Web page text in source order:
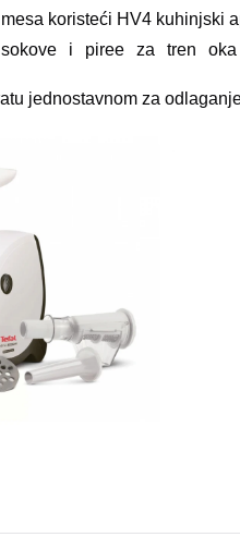
koristeći HV4 kuhinjski
i piree za tren oka
jednostavnom za